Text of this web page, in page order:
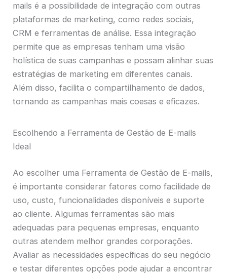
mails é a possibilidade de integração com outras
plataformas de marketing, como redes sociais,
CRM e ferramentas de análise. Essa integração
permite que as empresas tenham uma visão
holística de suas campanhas e possam alinhar suas
estratégias de marketing em diferentes canais.
Além disso, facilita o compartilhamento de dados,
tornando as campanhas mais coesas e eficazes.
Escolhendo a Ferramenta de Gestão de E-mails
Ideal
Ao escolher uma Ferramenta de Gestão de E-mails,
é importante considerar fatores como facilidade de
uso, custo, funcionalidades disponíveis e suporte
ao cliente. Algumas ferramentas são mais
adequadas para pequenas empresas, enquanto
outras atendem melhor grandes corporações.
Avaliar as necessidades específicas do seu negócio
e testar diferentes opções pode ajudar a encontrar